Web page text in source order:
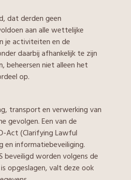
dat derden geen
aan alle wettelijke
je activiteiten en de
daarbij afhankelijk te zijn
beheersen niet alleen het
op.
transport en verwerking van
gevolgen. Een van de
Act (Clarifying Lawful
en informatiebeveiliging.
worden volgens de
opgeslagen, valt deze ook